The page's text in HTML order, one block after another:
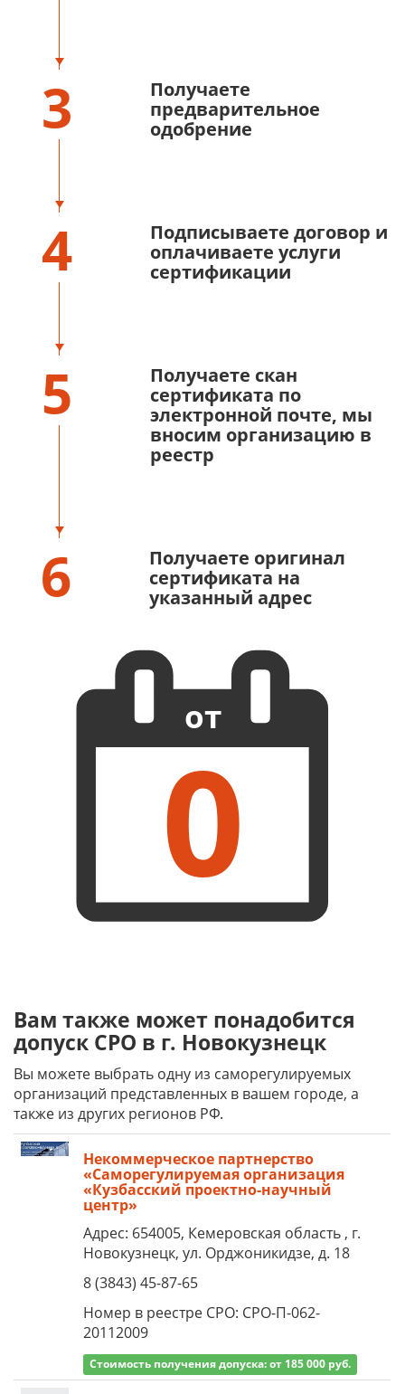
3
Получаете
предварительное
одобрение
4
Подписываете договор и
оплачиваете услуги
сертификации
5
Получаете скан
сертификата по
электронной почте, мы
вносим организацию в
реестр
6
Получаете оригинал
сертификата на
указанный адрес
от
0
Вам также может понадобится
допуск СРО в г. Новокузнецк
Вы можете выбрать одну из саморегулируемых
организаций представленных в вашем городе, а
также из других регионов РФ.
Некоммерческое партнерство
«Саморегулируемая организация
«Кузбасский проектно-научный
центр»
Адрес: 654005, Кемеровская область , г.
Новокузнецк, ул. Орджоникидзе, д. 18
8 (3843) 45-87-65
Номер в реестре СРО: СРО-П-062-
20112009
Стоимость получения допуска: от 185 000 руб.